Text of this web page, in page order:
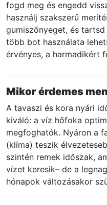
fogd meg és engedd
használj szakszerű
gumiszőnyeget, és
több bot használata
érvényes, a harmadikért
Mikor érdemes
A tavaszi és kora nyári
kiváló: a víz hőfoka
megfoghatók. Nyáron a
(klíma) teszik
szintén remek időszak,
vízet keresik– de a
hónapok változásakor